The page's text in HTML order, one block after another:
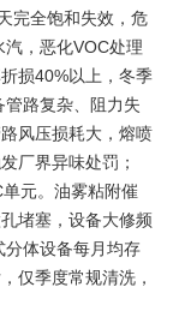
完全饱和失效，危
，恶化VOC处理
损40%以上，冬季
路复杂、阻力失
风压损耗大，熔喷
厂界异味处罚；
元。油雾粘附催
堵塞，设备大修频
分体设备每月均存
仅季度常规清洗，